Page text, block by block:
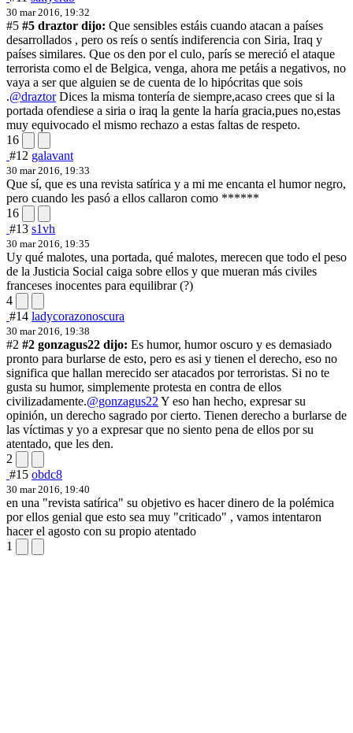
30 mar 2016, 19:32
#5 #5 draztor dijo: Que sensibles estáis cuando atacan a países
desarrollados , pero os reís o sentís indiferencia con Siria, Iraq y
países similares. Que os den por el culo, parís se mereció el ataque
terrorista como el de Belgica, venga, ahora me petáis a negativos, no
vaya a ser que alguien se de cuenta de lo hipócritas que sois
.@draztorDices la misma tontería de siempre,acaso crees que si la
portada ofendiese a siria o iraq la gente la haría gracia,pues no,estas
muy equivocado el mismo rechazo a estas faltas de respeto.
16
#12 galavant
30 mar 2016, 19:33
Que sí, que es una revista satírica y a mi me encanta el humor negro,
pero cuando les pasó a ellos callaron como ******
16
#13 s1vh
30 mar 2016, 19:35
Uy qué malotes, una portada, qué malotes, merecen que todo el peso
de la Justicia Social caiga sobre ellos y que mueran más civiles
franceses inocentes para equilibrar (?)
4
#14 ladycorazonoscura
30 mar 2016, 19:38
#2 #2 gonzagus22 dijo: Es humor, humor oscuro y es demasiado
pronto para burlarse de esto, pero es asi y tienen el derecho, eso no
significa que hallan merecido ser atacados por terroristas. Si no te
gusta su humor, simplemente protesta en contra de ellos
civilizadamente.@gonzagus22 Y eso han hecho, expresar su
opinión, un derecho sagrado por cierto. Tienen derecho a burlarse de
las víctimas y yo a expresar que no siento pena de ellos por su
atentado, que les den.
2
#15 obdc8
30 mar 2016, 19:40
en una "revista satírica" su objetivo es hacer dinero de la polémica
por ellos genial que esto sea muy "criticado" , vamos intentaron
hacer el agosto con su propio atentado
1